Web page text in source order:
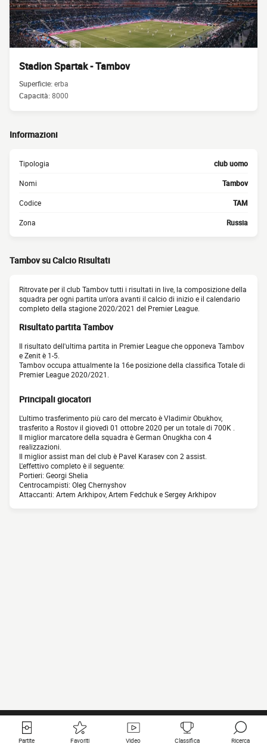
Stadion Spartak - Tambov
Superficie:erba
Capacità:8000
Informazioni
Tipologia club uomo
Nomi Tambov
Codice TAM
Zona Russia
Tambov su Calcio Risultati
Ritrovate per il club Tambov tutti i risultati in live, la composizione della
squadra per ogni partita un'ora avanti il calcio di inizio e il calendario
completo della stagione 2020/2021 del Premier League.
Risultato partita Tambov
Il risultato dell'ultima partita in Premier League che opponeva Tambov
e Zenit è 1-5.
Tambov occupa attualmente la 16e posizione della classifica Totale di
Premier League 2020/2021.
Principali giocatori
L'ultimo trasferimento più caro del mercato è Vladimir Obukhov,
trasferito a Rostov il giovedì 01 ottobre 2020 per un totale di 700K .
Il miglior marcatore della squadra è German Onugkha con 4
realizzazioni.
Il miglior assist man del club è Pavel Karasev con 2 assist.
L'effettivo completo è il seguente:
Portieri: Georgi Shelia
Centrocampisti: Oleg Chernyshov
Attaccanti: Artem Arkhipov, Artem Fedchuk e Sergey Arkhipov
Partite Favoriti Video Classifica Ricerca